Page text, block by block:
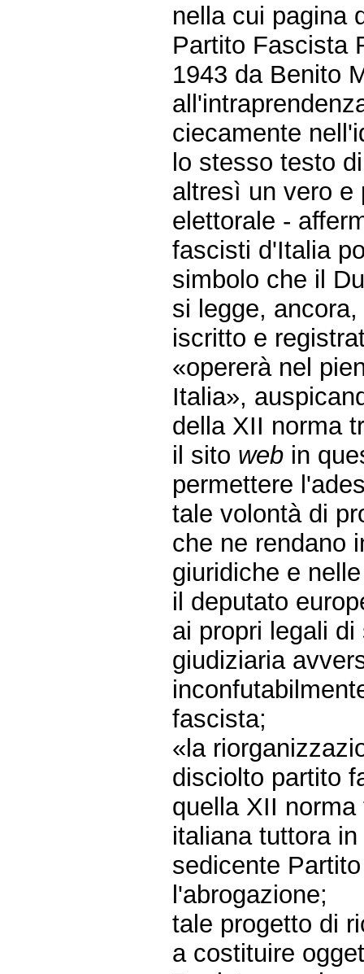
nella cui pagina
Partito Fascista
1943 da Benito
ciecamente
lo stesso testo
altresì un vero e
elettorale -
fascisti d'Italia
simbolo che il
si legge,
iscritto e
«opererà nel
Italia»,
della XII norma
il sito web in
permettere
tale volontà di
che ne rendano
giuridiche e
il deputato
ai propri legali
giudiziaria
fascista;
«la
disciolto partito
quella XII
italiana tuttora
sedicente
l'abrogazione;
tale progetto di
a costituire